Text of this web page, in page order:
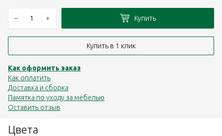
Цвета
– + Купить
Купить в 1 клик
Как оформить заказ
Как оплатить
Доставка и сборка
Памятка по уходу за мебелью
Оставить отзыв